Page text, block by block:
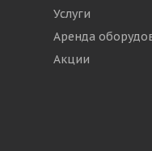
Услуги
Аренда
Акции